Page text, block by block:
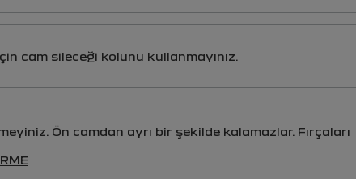
cam sileceği kolunu kullanmayınız.
Ön camdan ayrı bir şekilde kalamazlar. Fırçaları